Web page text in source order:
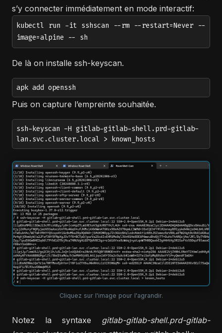
s’y connecter immédiatement en mode interactif:
kubectl run -it sshscan --rm --restart=Never --
image=alpine -- sh
De là on installe ssh-keyscan.
apk add openssh
Puis on capture l’empreinte souhaitée.
ssh-keyscan -H gitlab-gitlab-shell.prd-gitlab-
lan.svc.cluster.local > known_hosts
Cliquez sur l'image pour l'agrandir.
Notez la syntaxe gitlab-gitlab-shell.prd-gitlab-